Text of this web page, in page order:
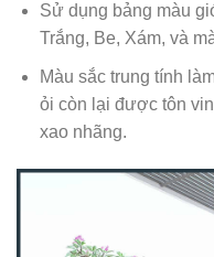
Sử dụng bảng màu
Trắng, Be, Xám, và
Màu sắc trung tính
ỏi còn lại được tôn
xao nhãng.